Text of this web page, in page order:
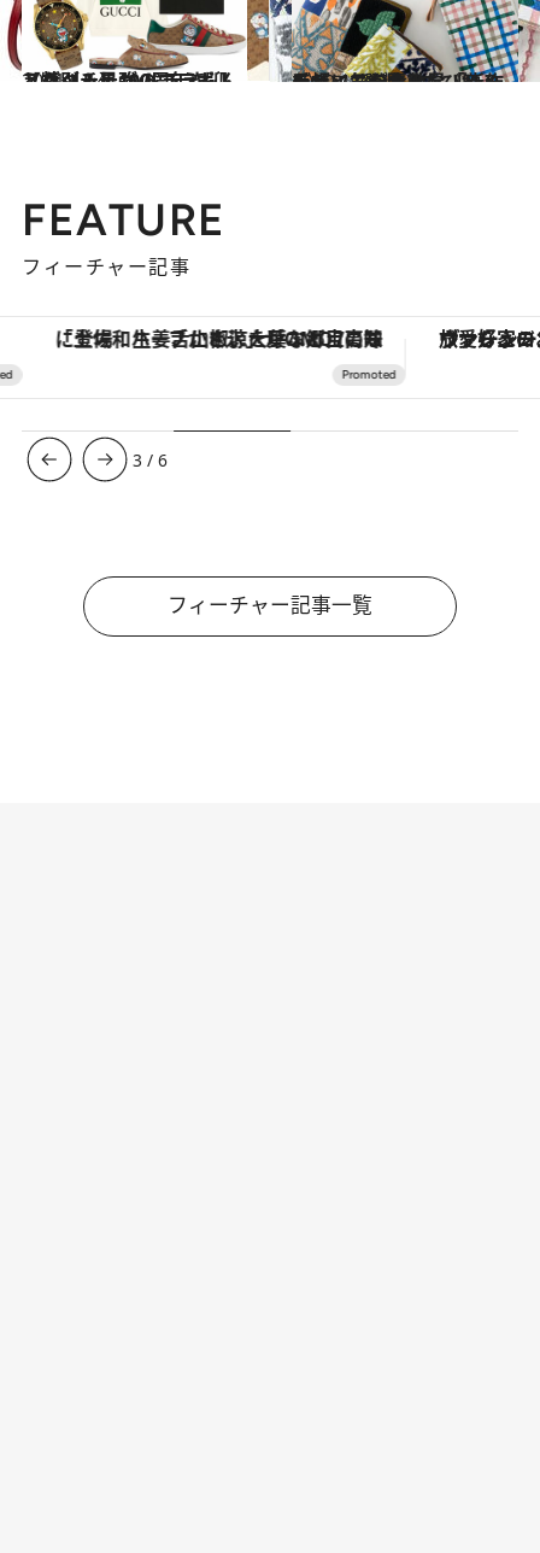
2021.1.14
【グッチ】100周年を迎えたグッチが ドラえもんと特別＆最強のコラボ！
ファッション 2020.11.17
デザインが素敵な「新作手帳」3選 見るたび触るたびに気分急上昇！
ライフスタイル
FEATURE
フィーチャー記事
「土佐和ハーブかき氷」がOMO7高知に登場！生姜、山椒、大葉など目にも舌にも涼を呼ぶ郷土の味 ヴァシュロン・コンスタンタ
3 /6
フィーチャー記事一覧